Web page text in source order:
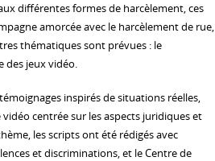
différentes formes de harcèlement, ces
amorcée avec le harcèlement de rue,
thématiques sont prévues : le
des jeux vidéo.
inspirés de situations réelles,
vidéo centrée sur les aspects juridiques et
les scripts ont été rédigés avec
et discriminations, et le Centre de